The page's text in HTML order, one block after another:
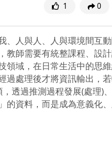
1 0
、人與人、人與環境間互
教師需要有統整課程、設
領域，在日常生活中的思
過處理後才將資訊輸出，
透過推測過程發展(處理)
的資料，而是成為意義化